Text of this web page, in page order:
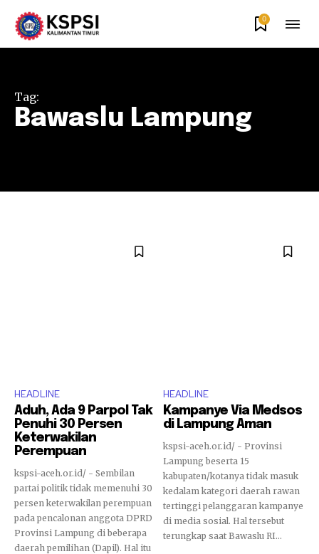
0
Tag:
Bawaslu Lampung
HEADLINE
Aduh, Ada 9 Parpol Tak
Penuhi 30 Persen
Keterwakilan
Perempuan
kspsi-aceh.or.id/ - Sembilan
partai politik tidak memenuhi 30
persen keterwakilan perempuan
pada pencalonan anggota DPRD
Provinsi Lampung di beberapa
daerah pemilihan (Dapil). Hal itu
HEADLINE
Kampanye Via Medsos
di Lampung Aman
kspsi-aceh.or.id/ - Provinsi
Lampung beserta 15
kabupaten/kotanya tidak masuk
kedalam kategori daerah rawan
tertinggi pelanggaran kampanye
di media sosial. Hal tersebut
terungkap saat Bawaslu RI...